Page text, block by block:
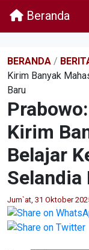
Beranda
BERANDA /
Kirim Banyak
Baru
Kirim
Belajar
Selandia
Jum`at, 31 Oktober